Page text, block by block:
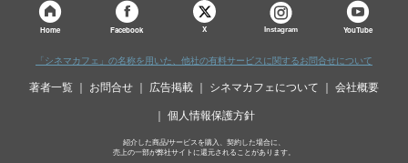
Home Facebook X Instagram YouTube
「シネマカフェ」の名称を用いた、他社の有料サービスに関するお問合せについて
著者一覧 お問合せ 広告掲載 シネマカフェについて 会社概要
個人情報保護方針
紹介した商品/サービスを購入、契約した場合に、
売上の一部が弊社サイトに還元されることがあります。